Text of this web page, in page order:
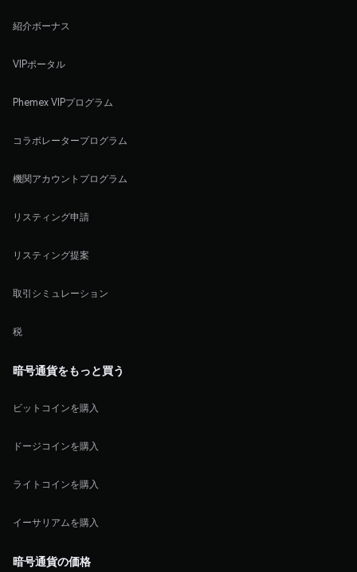
紹介ボーナス
VIPポータル
Phemex VIPプログラム
コラボレータープログラム
機関アカウントプログラム
リスティング申請
リスティング提案
取引シミュレーション
税
暗号通貨をもっと買う
ビットコインを購入
ドージコインを購入
ライトコインを購入
イーサリアムを購入
暗号通貨の価格